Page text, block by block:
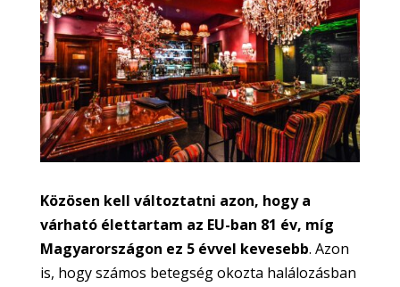
Közösen kell változtatni azon, hogy a
várható élettartam az EU-ban 81 év, míg
Magyarországon ez 5 évvel kevesebb. Azon
is, hogy számos betegség okozta halálozásban